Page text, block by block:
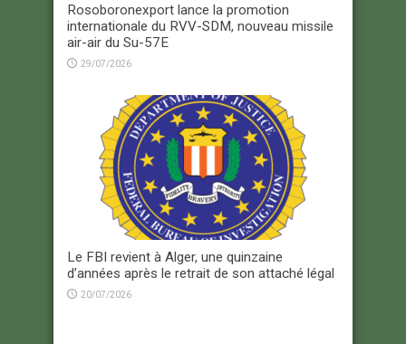
Rosoboronexport lance la promotion
internationale du RVV-SDM, nouveau missile
air-air du Su-57E
29/07/2026
Le FBI revient à Alger, une quinzaine
d’années après le retrait de son attaché légal
20/07/2026